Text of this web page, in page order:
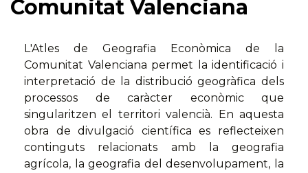
Comunitat Valenciana
L'Atles de Geografia Econòmica de la
Comunitat Valenciana permet la identificació i
interpretació de la distribució geogràfica dels
processos de caràcter econòmic que
singularitzen el territori valencià. En aquesta
obra de divulgació científica es reflecteixen
continguts relacionats amb la geografia
agrícola, la geografia del desenvolupament, la